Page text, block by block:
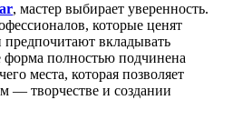
, мастер выбирает уверенность.
которые ценят
предпочитают вкладывать
форма полностью подчинена
места, которая позволяет
— творчестве и создании